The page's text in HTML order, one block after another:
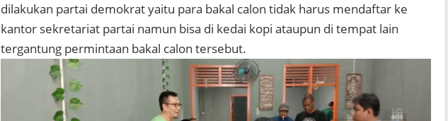
dilakukan partai demokrat yaitu para bakal calon tidak harus mendaftar ke
kantor sekretariat partai namun bisa di kedai kopi ataupun di tempat lain
tergantung permintaan bakal calon tersebut.